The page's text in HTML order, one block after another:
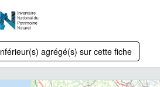
agrégé(s) sur cette fiche